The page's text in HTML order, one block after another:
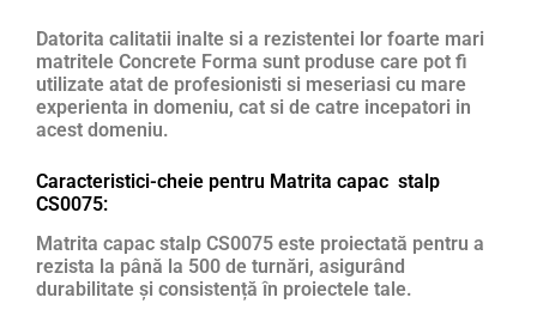
Datorita calitatii inalte si a rezistentei lor foarte mari
matritele Concrete Forma sunt produse care pot fi
utilizate atat de profesionisti si meseriasi cu mare
experienta in domeniu, cat si de catre incepatori in
acest domeniu.
Caracteristici-cheie pentru Matrita capac stalp
CS0075:
Matrita capac stalp CS0075 este proiectată pentru a
rezista la până la 500 de turnări, asigurând
durabilitate și consistență în proiectele tale.